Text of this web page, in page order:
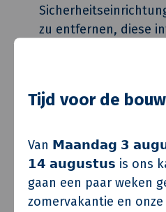
Tijd voor de
Van 𝗠𝗮𝗮𝗻𝗱𝗮𝗴 𝟯
𝟭𝟰 𝗮𝘂𝗴𝘂𝘀𝘁𝘂𝘀 is ons
gaan een paar weken
zomervakantie en
zu entfernen, diese
Bei der Ausübung
VCA-Diplom